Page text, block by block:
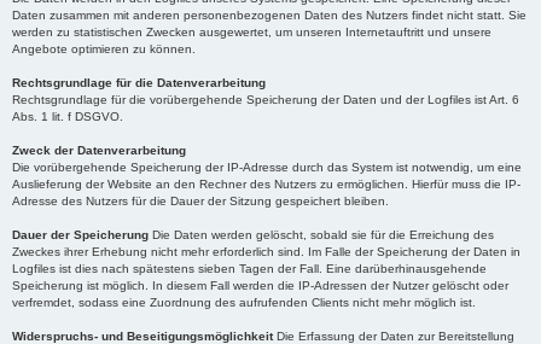
Daten zusammen mit anderen personenbezogenen Daten des Nutzers findet nicht statt. Sie
werden zu statistischen Zwecken ausgewertet, um unseren Internetauftritt und unsere
Angebote optimieren zu können.
Rechtsgrundlage für die Datenverarbeitung
Rechtsgrundlage für die vorübergehende Speicherung der Daten und der Logfiles ist Art. 6
Abs. 1 lit. f DSGVO.
Zweck der Datenverarbeitung
Die vorübergehende Speicherung der IP-Adresse durch das System ist notwendig, um eine
Auslieferung der Website an den Rechner des Nutzers zu ermöglichen. Hierfür muss die IP-
Adresse des Nutzers für die Dauer der Sitzung gespeichert bleiben.
Dauer der Speicherung Die Daten werden gelöscht, sobald sie für die Erreichung des
Zweckes ihrer Erhebung nicht mehr erforderlich sind. Im Falle der Speicherung der Daten in
Logfiles ist dies nach spätestens sieben Tagen der Fall. Eine darüberhinausgehende
Speicherung ist möglich. In diesem Fall werden die IP-Adressen der Nutzer gelöscht oder
verfremdet, sodass eine Zuordnung des aufrufenden Clients nicht mehr möglich ist.
Widerspruchs- und BeseitigungsmöglichkeitDie Erfassung der Daten zur Bereitstellung